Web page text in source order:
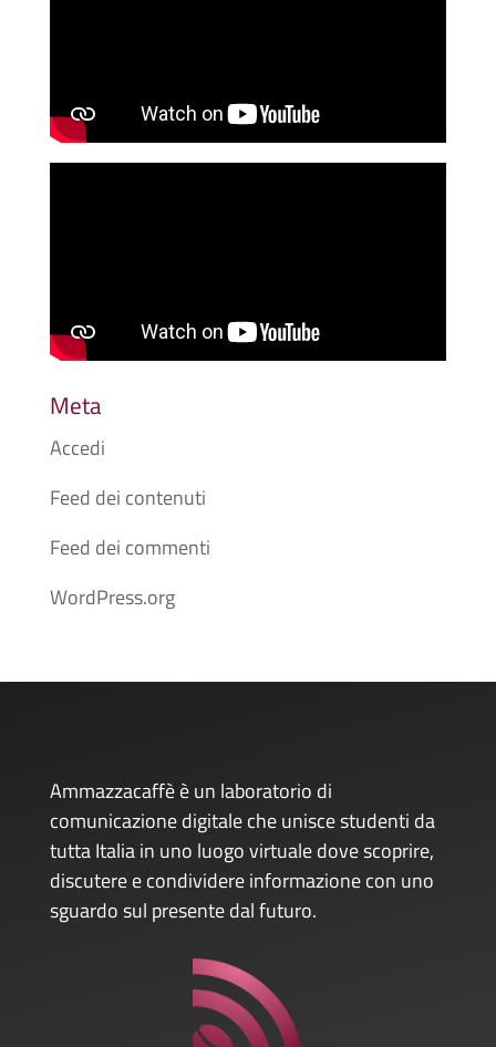
Meta
Accedi
Feed dei contenuti
Feed dei commenti
WordPress.org
Ammazzacaffè è un laboratorio di
comunicazione digitale che unisce studenti da
tutta Italia in uno luogo virtuale dove scoprire,
discutere e condividere informazione con uno
sguardo sul presente dal futuro.